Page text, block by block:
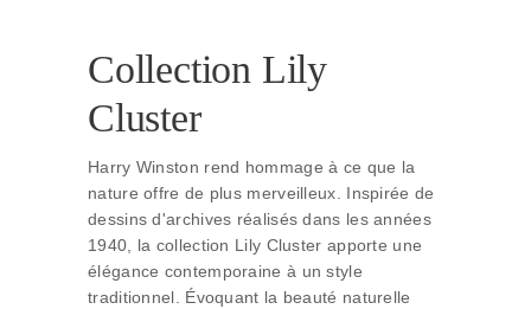
Collection Lily
Cluster
Harry Winston rend hommage à ce que la
nature offre de plus merveilleux. Inspirée de
dessins d'archives réalisés dans les années
1940, la collection Lily Cluster apporte une
élégance contemporaine à un style
traditionnel. Évoquant la beauté naturelle